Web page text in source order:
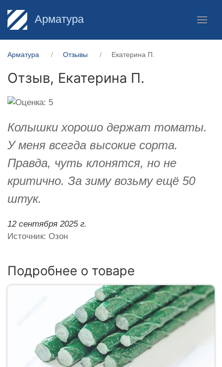
Арматура
Арматура Отзывы Екатерина П.
Отзыв, Екатерина П.
Колышки хорошо держат томаты.
У меня всегда высокие сорта.
Правда, чуть клонятся, но не
критично. За зиму возьму ещё 50
штук.
12 сентября 2025 г.
Источник: Озон
Подробнее о товаре